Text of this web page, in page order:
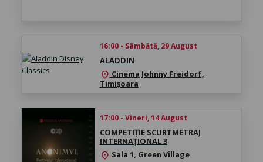
16:00 - Sâmbătă, 29 August
ALADDIN
location_on Cinema Johnny Freidorf,
Timișoara
17:00 - Vineri, 14 August
COMPETIȚIE SCURTMETRAJ
INTERNAȚIONAL 3
location_on Sala 1, Green Village